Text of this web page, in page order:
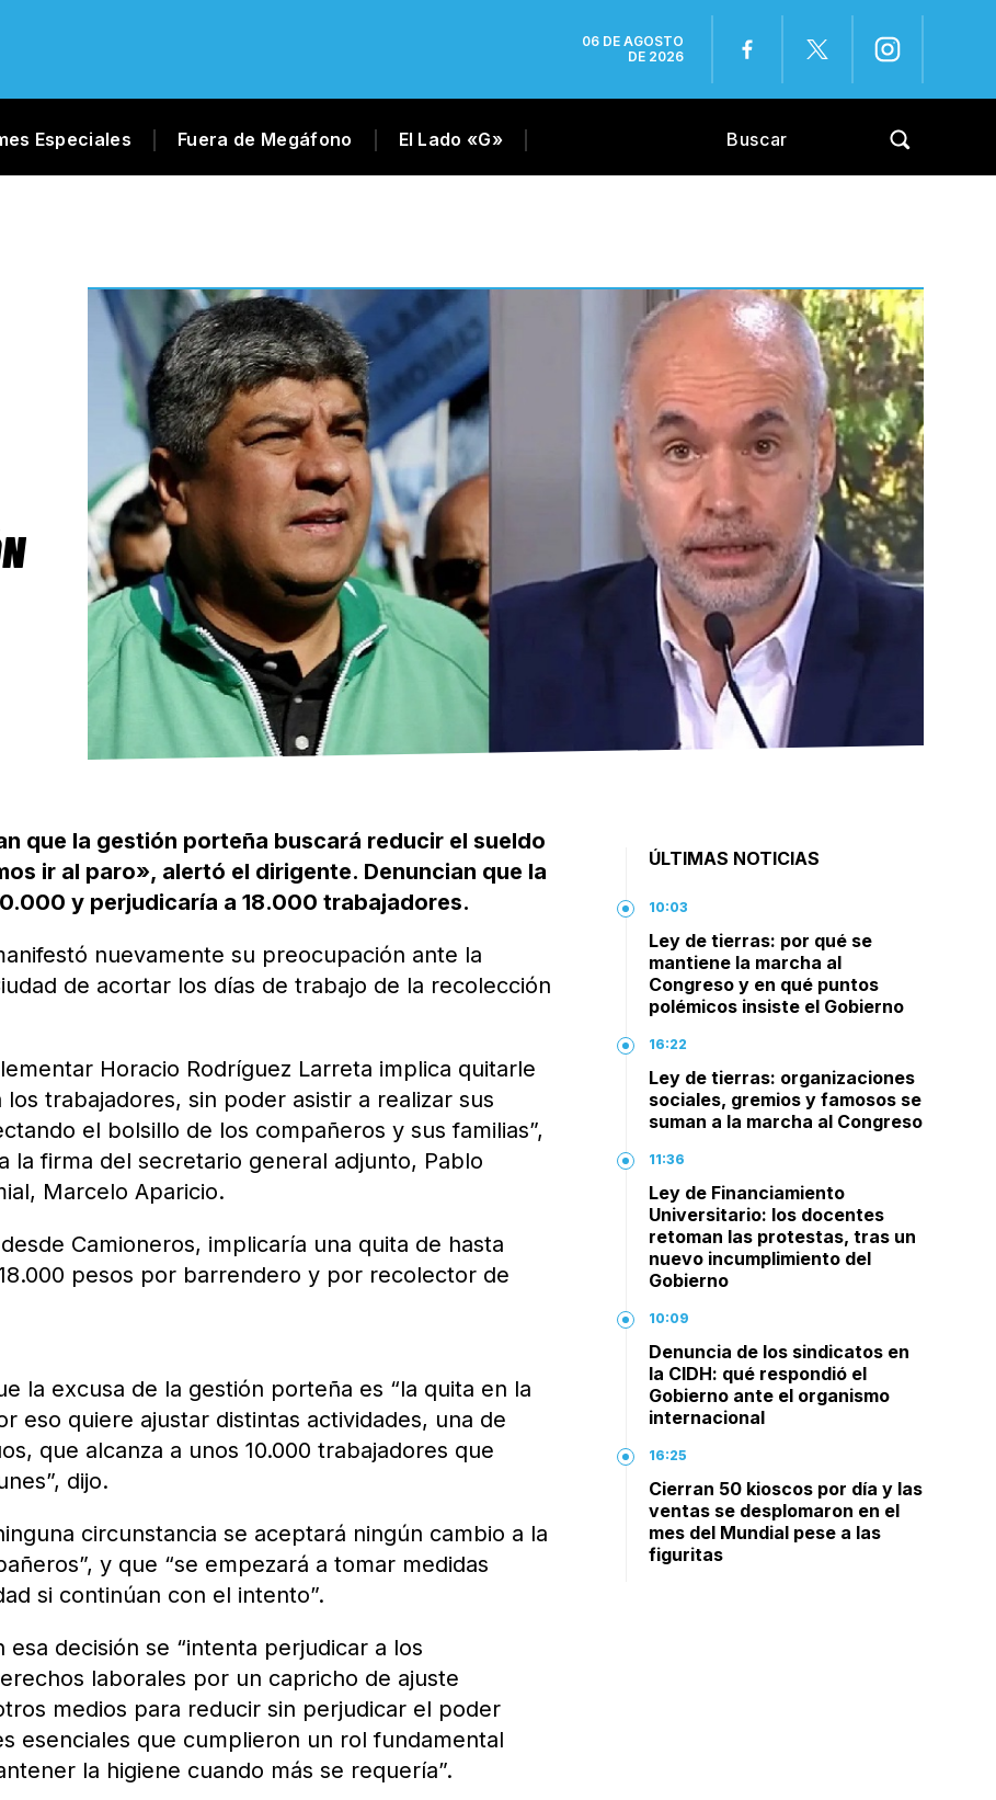
06 DE AGOSTO
DE 2026
Especiales Fuera de Megáfono El Lado «G»
que la gestión porteña buscará reducir el sueldo
ir al paro», alertó el dirigente. Denuncian que la
y perjudicaría a 18.000 trabajadores.
nuevamente su preocupación ante la
de acortar los días de trabajo de la recolección
Horacio Rodríguez Larreta implica quitarle
trabajadores, sin poder asistir a realizar sus
el bolsillo de los compañeros y sus familias”,
la firma del secretario general adjunto, Pablo
Marcelo Aparicio.
Camioneros, implicaría una quita de hasta
pesos por barrendero y por recolector de
la excusa de la gestión porteña es “la quita en la
eso quiere ajustar distintas actividades, una de
que alcanza a unos 10.000 trabajadores que
dijo.
circunstancia se aceptará ningún cambio a la
y que “se empezará a tomar medidas
si continúan con el intento”.
decisión se “intenta perjudicar a los
laborales por un capricho de ajuste
medios para reducir sin perjudicar el poder
esenciales que cumplieron un rol fundamental
la higiene cuando más se requería”.
ÚLTIMAS NOTICIAS
10:03
Ley de tierras: por qué se
mantiene la marcha al
Congreso y en qué puntos
polémicos insiste el Gobierno
16:22
Ley de tierras: organizaciones
sociales, gremios y famosos se
suman a la marcha al Congreso
11:36
Ley de Financiamiento
Universitario: los docentes
retoman las protestas, tras un
nuevo incumplimiento del
Gobierno
10:09
Denuncia de los sindicatos en
la CIDH: qué respondió el
Gobierno ante el organismo
internacional
16:25
Cierran 50 kioscos por día y las
ventas se desplomaron en el
mes del Mundial pese a las
figuritas